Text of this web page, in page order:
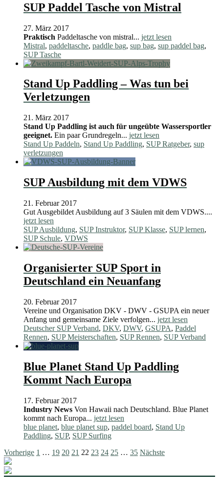
SUP Paddel Tasche von Mistral
27. März 2017
Praktisch Paddeltasche von mistral... jetzt lesen
Mistral, paddeltasche, paddle bag, sup bag, sup paddel bag,
SUP Tasche
Stand Up Paddling – Was tun bei
Verletzungen
21. März 2017
Stand Up Paddling ist auch für ungeübte Wassersportler
geeignet. Ein paar Grundregeln... jetzt lesen
Stand Up Paddeln, Stand Up Paddling, SUP Ratgeber, sup
verletzungen
SUP Ausbildung mit dem VDWS
21. Februar 2017
Gut Ausgebildet Ausbildung auf 3 Säulen mit dem VDWS....
jetzt lesen
SUP Ausbildung, SUP Instruktor, SUP Klasse, SUP lernen,
SUP Schule, VDWS
Organisierter SUP Sport in
Deutschland ein Neuanfang
20. Februar 2017
Vereine und Organisation DKV - DWV - GSUPA ein neuer
Anfang und gemeinsame Ziele verfolgen... jetzt lesen
Deutscher SUP Verband, DKV, DWV, GSUPA, Paddel
Rennen, SUP Meisterschaften, SUP Rennen, SUP Verband
Blue Planet Stand Up Paddling
Kommt Nach Europa
17. Februar 2017
Industry News Von Hawaii nach Deutschland. Blue Planet
kommt nach Europa... jetzt lesen
blue planet, blue planet sup, paddel board, Stand Up
Paddling, SUP, SUP Surfing
Seitennummerierung
der
Vorherige 1 … 19 20 21 22 23 24 25 … 35 Nächste